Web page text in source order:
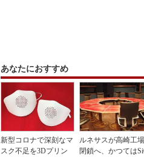
あなたにおすすめ
新型コロナで深刻なマ
スク不足を3Dプリン
ルネサスが高崎工
閉鎖へ、かつては